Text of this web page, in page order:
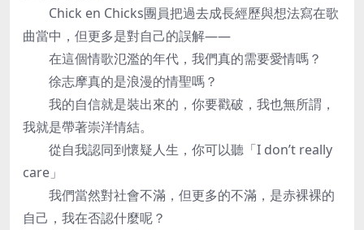
Chick en Chicks團員把過去成長經歷與想法寫在歌
曲當中，但更多是對自己的誤解——
在這個情歌氾濫的年代，我們真的需要愛情嗎？
徐志摩真的是浪漫的情聖嗎？
我的自信就是裝出來的，你要戳破，我也無所謂，
我就是帶著崇洋情結。
從自我認同到懷疑人生，你可以聽「I don’t really
care」
我們當然對社會不滿，但更多的不滿，是赤裸裸的
自己，我在否認什麼呢？